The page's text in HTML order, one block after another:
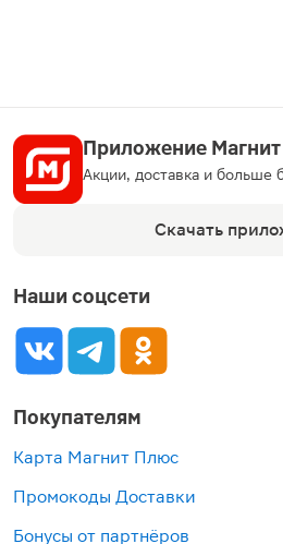
Приложение Магнит
Акции, доставка и больше
Скачать
Наши соцсети
Покупателям
Карта Магнит Плюс
Промокоды Доставки
Бонусы от партнёров